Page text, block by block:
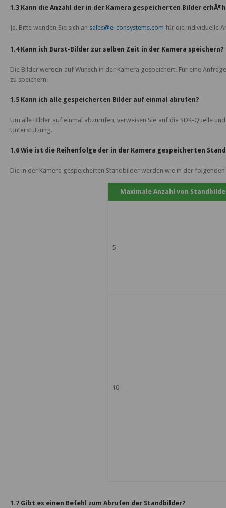
1.3 Kann die Anzahl der in der Kamera gespeicherten Bilder
Ja. Bitte wenden Sie sich an sales@e-consystems.com für die individuelle
1.4 Kann ich Burst-Bilder zur selben Zeit in der Kamera speichern?
Die Bilder werden auf Wunsch in der Kamera gespeichert. Für eine
zu speichern.
1.5 Kann ich alle gespeicherten Bilder auf einmal abrufen?
Um alle Bilder auf einmal abzurufen, verweisen Sie auf die SDK-Quelle
Unterstützung.
1.6 Wie ist die Reihenfolge der in der Kamera gespeicherten
Die in der Kamera gespeicherten Standbilder werden wie in der
Maximale Anzahl von
5
10
1.7 Gibt es einen Befehl zum Abrufen der Standbilder?